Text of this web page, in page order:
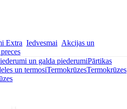
Extra Iedvesmai Akcijas un
un galda piederumiPārtikas
un termosiTermokrūzesTermokrūzes